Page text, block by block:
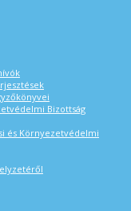
Bizottság
és Környezetvédelmi